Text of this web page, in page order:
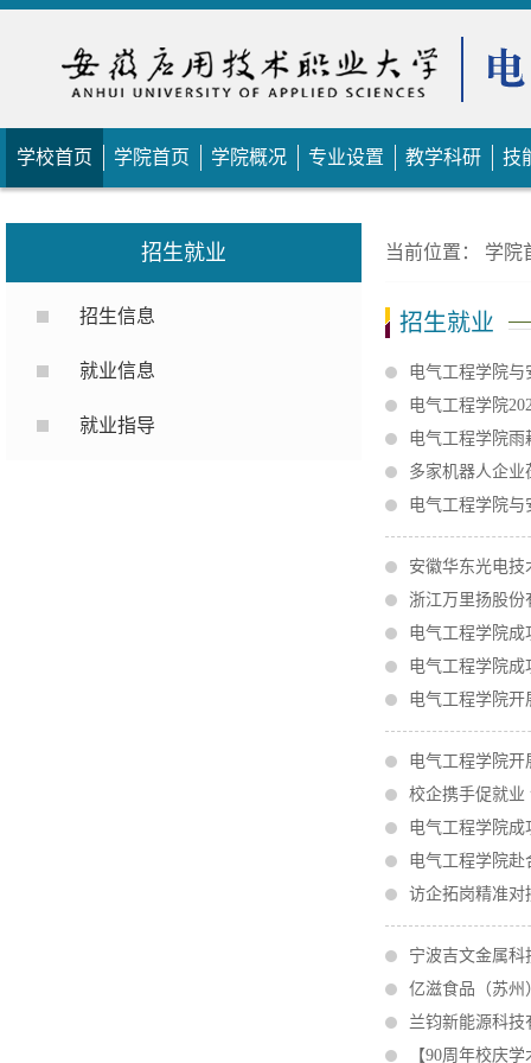
学校首页 学院首页 学院概况 专业设置 教学科研 技
招生就业
招生信息
就业信息
就业指导
当前位置： 学院
招生就业
电气工程学院
电气工程学院
电气工程学院雨
多家机器人企
电气工程学院
安徽华东光电
浙江万里扬股份
电气工程学院成
电气工程学院成
电气工程学院开
电气工程学院开
校企携手促就
电气工程学院
电气工程学院
访企拓岗精准
宁波吉文金属
亿滋食品（苏州
兰钧新能源科
【90周年校庆